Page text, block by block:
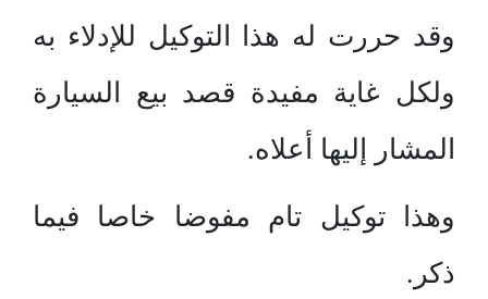
وقد حررت له هذا التوكيل للإدلاء به
ولكل غاية مفيدة قصد بيع السيارة
المشار إليها أعلاه.
وهذا توكيل تام مفوضا خاصا فيما
ذكر.